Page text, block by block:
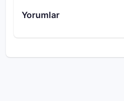
Yorumlar